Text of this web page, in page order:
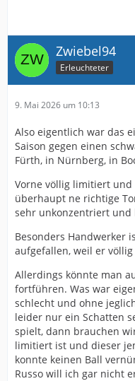
Zwiebel94
Erleuchteter
9. Mai 2026 um 10:13
Also eigentlich war das
Saison gegen einen
Fürth, in Nürnberg, in
Vorne völlig limitiert
überhaupt ne richtige
sehr unkonzentriert und
Besonders Handwerker
aufgefallen, weil er
Allerdings könnte man
fortführen. Was war
schlecht und ohne
leider nur ein Schatten
spielt, dann brauchen
limitiert ist und dieser
konnte keinen Ball
Russo will ich gar nicht